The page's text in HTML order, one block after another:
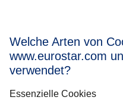
Welche Arten von
www.eurostar.com
verwendet?
Essenzielle Cookies